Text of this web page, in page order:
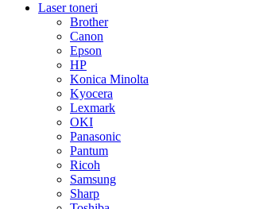
Laser toneri
Brother
Canon
Epson
HP
Konica Minolta
Kyocera
Lexmark
OKI
Panasonic
Pantum
Ricoh
Samsung
Sharp